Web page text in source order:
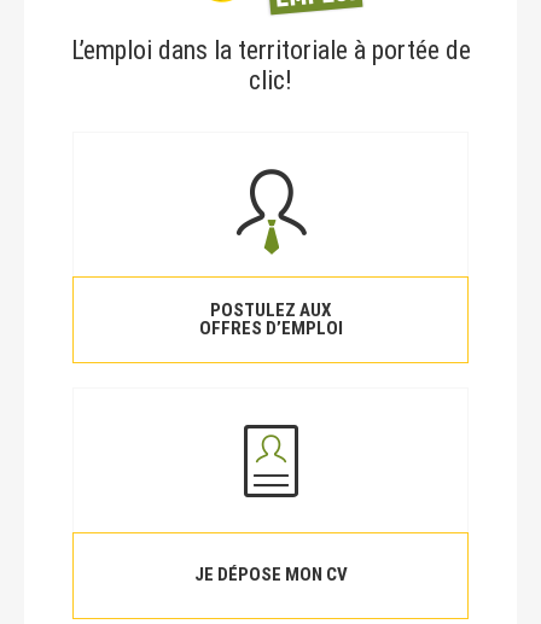
L’emploi dans la territoriale à portée de
clic!
POSTULEZ AUX
OFFRES D’EMPLOI
JE DÉPOSE MON CV